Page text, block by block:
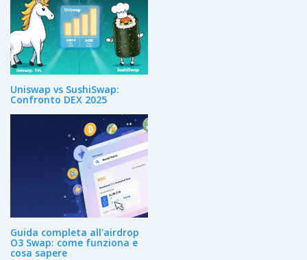
Uniswap vs SushiSwap:
Confronto DEX 2025
Guida completa all'airdrop
O3 Swap: come funziona e
cosa sapere